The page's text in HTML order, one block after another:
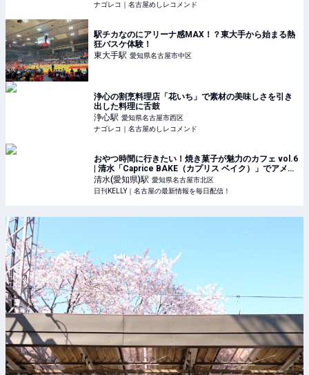
ナゴレコ｜名古屋めしレコメンド
駅チカなのにアリーナ感MAX！？東大手から始まる熱
狂バスケ体験！
東大手駅 愛知県名古屋市中区
浄心の割烹料理店「花いち」で素材の美味しさを引き
出した料理に舌鼓
浄心駅 愛知県名古屋市西区
ナゴレコ｜名古屋めしレコメンド
おやつ時間に行きたい！焼き菓子が魅力のカフェ vol.6
| 清水「Caprice BAKE（カプリス ベイク）」でアメリ
カンマフィンを堪能 | 日刊KELLY｜名古屋の最新情報を
毎日配信！
清水(愛知県)駅 愛知県名古屋市北区
日刊KELLY｜名古屋の最新情報を毎日配信！